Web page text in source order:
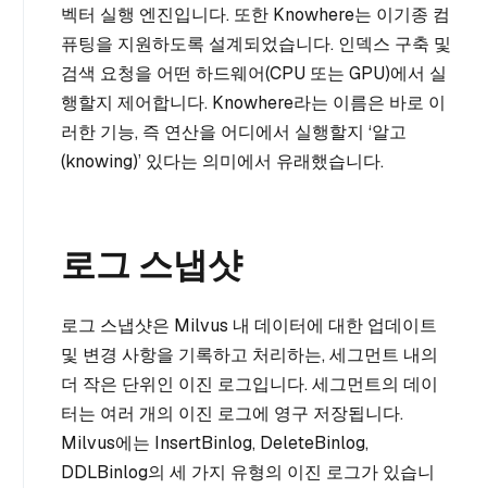
벡터 실행 엔진입니다. 또한 Knowhere는 이기종 컴
퓨팅을 지원하도록 설계되었습니다. 인덱스 구축 및
검색 요청을 어떤 하드웨어(CPU 또는 GPU)에서 실
행할지 제어합니다. Knowhere라는 이름은 바로 이
러한 기능, 즉 연산을 어디에서 실행할지 ‘알고
(knowing)’ 있다는 의미에서 유래했습니다.
로그 스냅샷
로그 스냅샷은 Milvus 내 데이터에 대한 업데이트
및 변경 사항을 기록하고 처리하는, 세그먼트 내의
더 작은 단위인 이진 로그입니다. 세그먼트의 데이
터는 여러 개의 이진 로그에 영구 저장됩니다.
Milvus에는 InsertBinlog, DeleteBinlog,
DDLBinlog의 세 가지 유형의 이진 로그가 있습니